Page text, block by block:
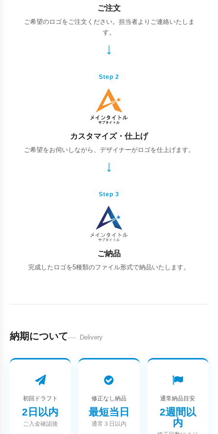
ご注文
ご希望のロゴをご注文ください。担当者よりご連絡いたしま
す。
Step 2
カスタマイズ・仕上げ
ご希望をお伺いしながら、デザイナーがロゴを仕上げます。
Step 3
ご納品
完成したロゴを5種類のファイル形式で納品いたします。
納期について Delivery
初回ドラフト
2日以内
ご入金確認後
修正なし納品
最短当日
通常３日以内
通常納品目安
2週間以
内